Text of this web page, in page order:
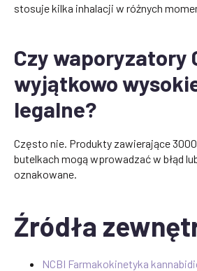
stosuje kilka inhalacji w różnych
Czy waporyzatory
wyjątkowo
legalne?
Często nie. Produkty zawierające
butelkach mogą wprowadzać w błąd
oznakowane.
Źródła
NCBI Farmakokinetyka